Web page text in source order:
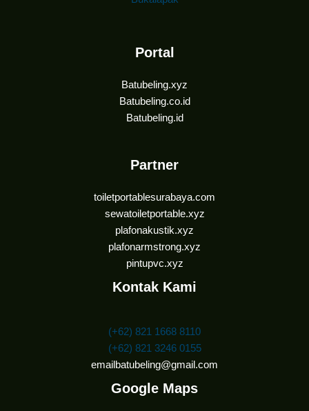
Portal
Batubeling.xyz
Batubeling.co.id
Batubeling.id
Partner
toiletportablesurabaya.com
sewatoiletportable.xyz
plafonakustik.xyz
plafonarmstrong.xyz
pintupvc.xyz
Kontak Kami
(+62) 821 1668 8110
(+62) 821 3246 0155
emailbatubeling@gmail.com
Google Maps